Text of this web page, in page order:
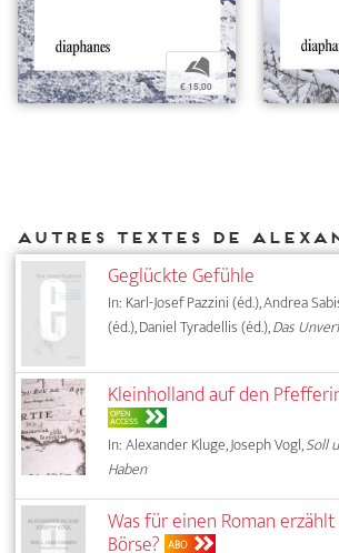
b
€ 15,00
Geglückte Gefühle
In: Karl-Josef Pazzini (éd.), Andrea
(éd.), Daniel Tyradellis (éd.),Das
Kleinholland auf den
OPEN
ACCESS
In: Alexander Kluge, Joseph Vogl,Soll
Haben
Was für einen Roman
Börse? ABO